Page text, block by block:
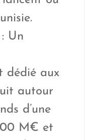
: Un
dédié aux
autour
d’une
M€ et